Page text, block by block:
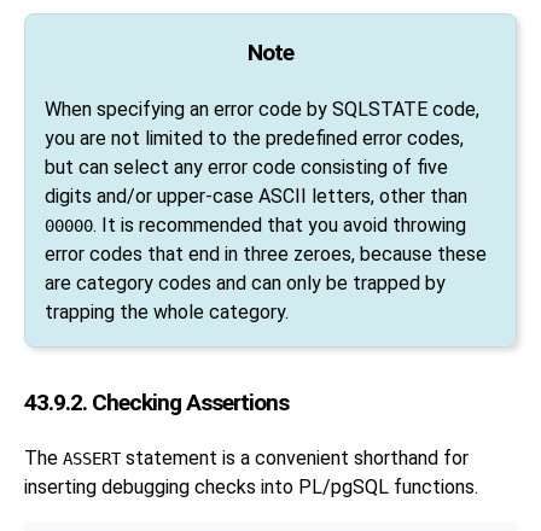
Note
When specifying an error code by SQLSTATE code,
you are not limited to the predefined error codes,
but can select any error code consisting of five
digits and/or upper-case ASCII letters, other than
00000. It is recommended that you avoid throwing
error codes that end in three zeroes, because these
are category codes and can only be trapped by
trapping the whole category.
43.9.2. Checking Assertions
The ASSERTstatement is a convenient shorthand for
inserting debugging checks into PL/pgSQL functions.